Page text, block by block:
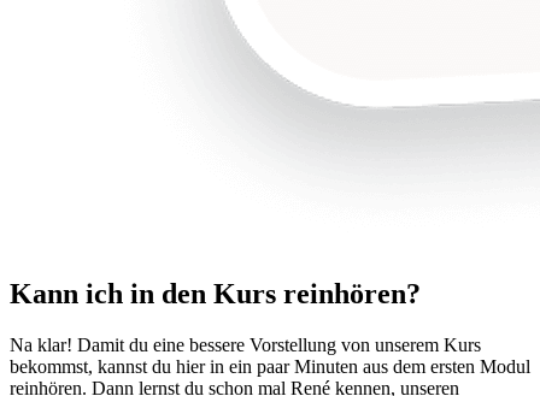
Kann ich in den Kurs reinhören?
Na klar! Damit du eine bessere Vorstellung von unserem Kurs
bekommst, kannst du hier in ein paar Minuten aus dem ersten Modul
reinhören. Dann lernst du schon mal René kennen, unseren